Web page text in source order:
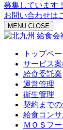
募集しています！
お問い合わせは
MENU CLOSE
トップペ
サービス案
給食委託業
運営管理
衛生管理
契約まで
給食コン
ＭＯＳフ